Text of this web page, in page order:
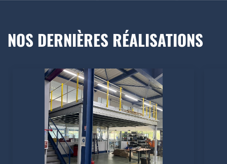
NOS DERNIÈRES RÉALISATIONS